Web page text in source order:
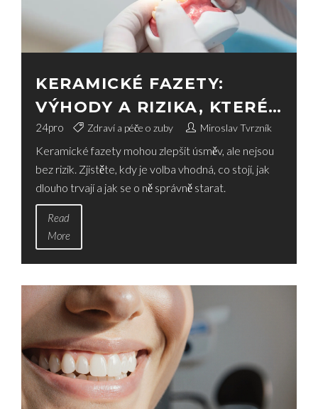
KERAMICKÉ FAZETY:
VÝHODY A RIZIKA, KTERÉ
MUSÍTE ZNÁT
24pro Zdraví a péče o zuby Miroslav Tvrzník
Keramické fazety mohou zlepšit úsměv, ale nejsou
bez rizik. Zjistěte, kdy je volba vhodná, co stojí, jak
dlouho trvají a jak se o ně správně starat.
Read
More